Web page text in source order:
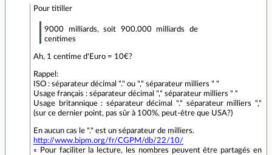
Pour titiller
9000 milliards, soit 900.000 milliards de
centimes
Ah, 1 centime d'Euro = 10€?
Rappel:
ISO : séparateur décimal "." ou "," séparateur milliers " "
Usage français : séparateur décimal "," séparateur milliers " "
Usage britannique : séparateur décimal "." séparateur milliers ","
(sur ce dernier point, pas sûr à 100%, peut-être que USA?)
En aucun cas le "." est un séparateur de milliers.
http://www.bipm.org/fr/CGPM/db/22/10/
« Pour faciliter la lecture, les nombres peuvent être partagés en